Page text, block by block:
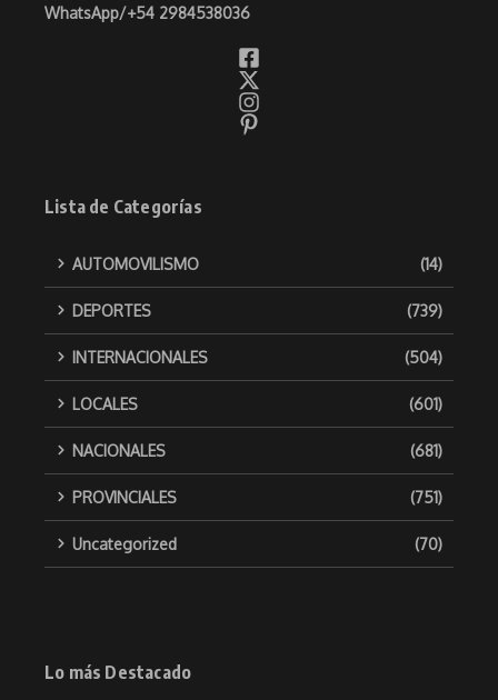
WhatsApp/+54 2984538036
Lista de Categorías
AUTOMOVILISMO (14)
DEPORTES (739)
INTERNACIONALES (504)
LOCALES (601)
NACIONALES (681)
PROVINCIALES (751)
Uncategorized (70)
Lo más Destacado